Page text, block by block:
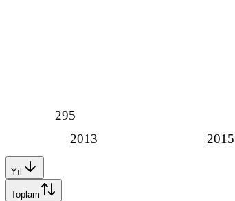
2013 2015
295
Yıl
Toplam